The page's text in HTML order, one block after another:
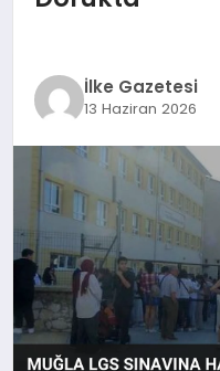
DÜNYA
SIYASET
EĞITIM
İlke Gazetesi
13 Haziran 2026